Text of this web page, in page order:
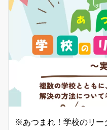
※あつまれ！学校のリー